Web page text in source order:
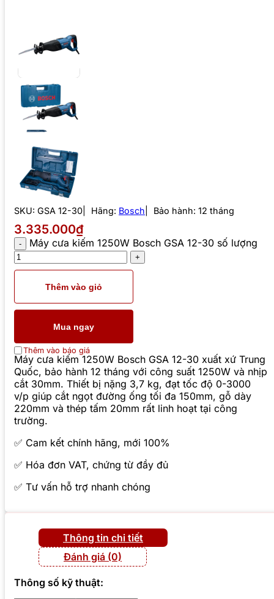
SKU: GSA 12-30 Hãng: Bosch Bảo hành: 12 tháng
3.335.000₫
Máy cưa kiếm 1250W Bosch GSA 12-30 số lượng
Thêm vào giỏ
Mua ngay
Thêm vào báo giá
Máy cưa kiếm 1250W Bosch GSA 12-30 xuất xứ Trung
Quốc, bảo hành 12 tháng với công suất 1250W và nhịp
cắt 30mm. Thiết bị nặng 3,7 kg, đạt tốc độ 0-3000
v/p giúp cắt ngọt đường ống tối đa 150mm, gỗ dày
220mm và thép tấm 20mm rất linh hoạt tại công
trường.
✅ Cam kết chính hãng, mới 100%
✅ Hóa đơn VAT, chứng từ đầy đủ
✅ Tư vấn hỗ trợ nhanh chóng
Thông tin chi tiết
Đánh giá (0)
Thông số kỹ thuật: